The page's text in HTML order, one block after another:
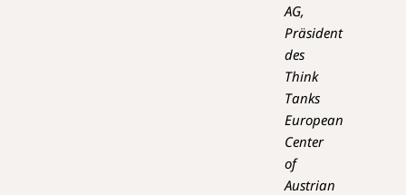
AG,
Präsident
des
Think
Tanks
European
Center
of
Austrian